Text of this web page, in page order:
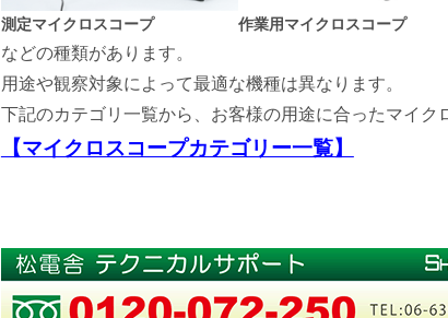
測定マイクロスコープ 作業用マイクロスコープ
などの種類があります。
用途や観察対象によって最適な機種は異なります。
下記のカテゴリ一覧から、お客様の用途に合ったマイク
【マイクロスコープカテゴリー一覧】